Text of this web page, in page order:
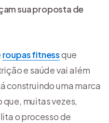
sua proposta de
roupas fitnessque
e saúde vai além
construindo uma marca
muitas vezes,
o processo de